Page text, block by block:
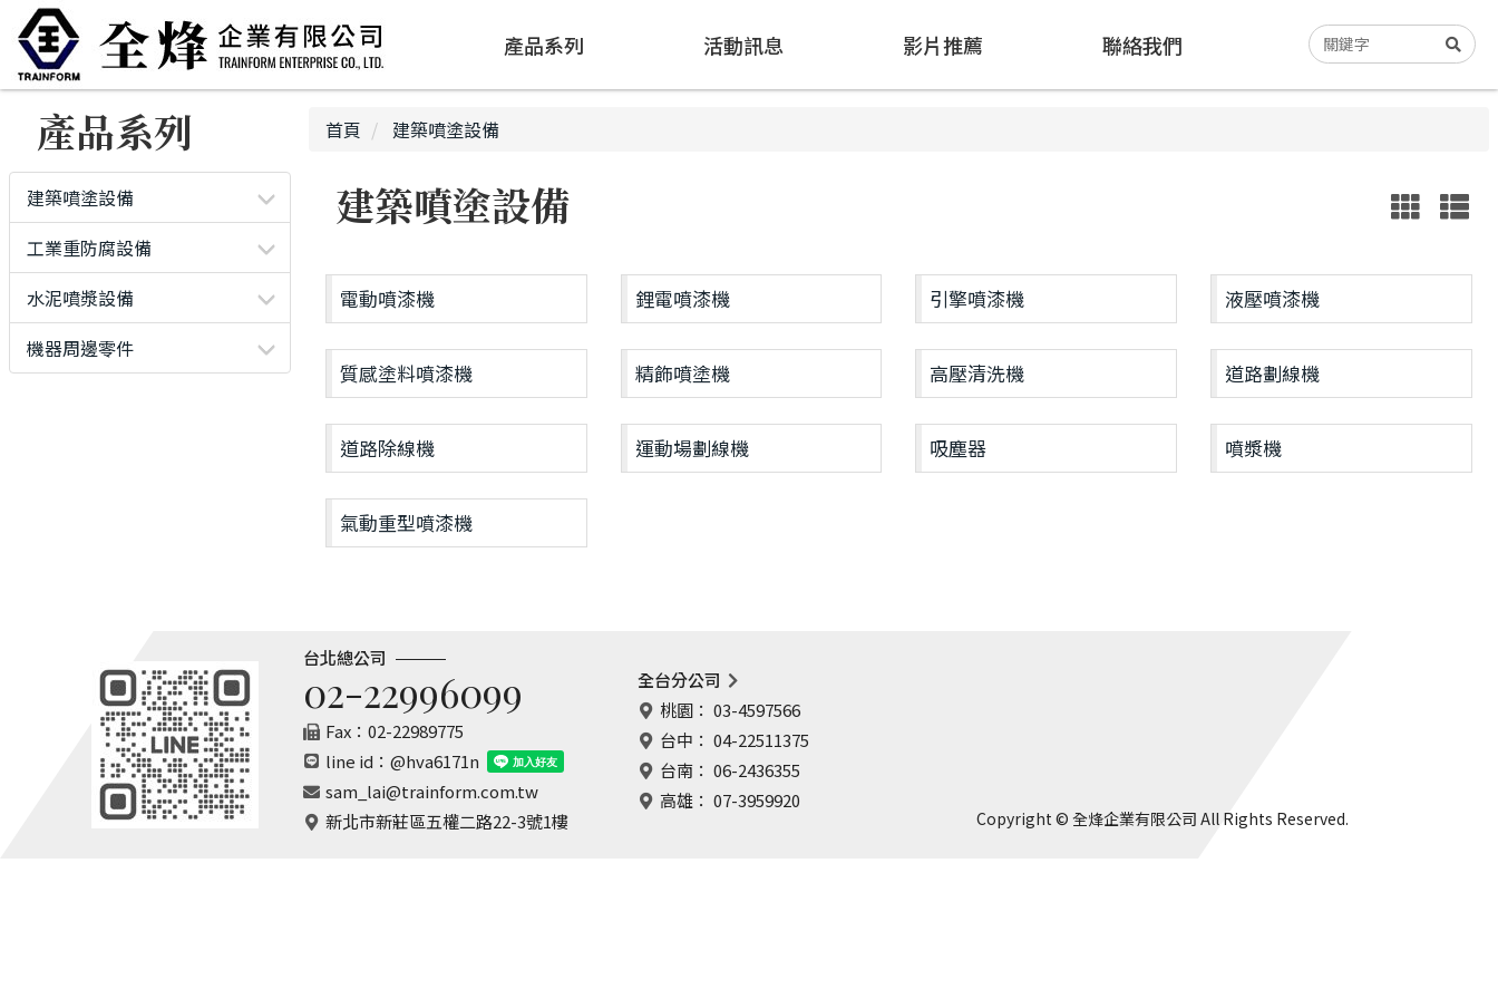
產品系列 活動訊息 影片推薦 聯絡我們
產品系列
建築噴塗設備
工業重防腐設備
水泥噴漿設備
機器周邊零件
首頁 建築噴塗設備
建築噴塗設備
電動噴漆機 鋰電噴漆機 引擎噴漆機 液壓噴漆機
質感塗料噴漆機 精飾噴塗機 高壓清洗機 道路劃線機
道路除線機 運動場劃線機 吸塵器 噴漿機
氣動重型噴漆機
台北總公司
02-22996099
Fax：02-22989775
line id： @hva6171n
sam_lai@trainform.com.tw
新北市新莊區五權二路22-3號1樓
全台分公司
桃園： 03-4597566
台中： 04-22511375
台南： 06-2436355
高雄： 07-3959920
Copyright © 全烽企業有限公司 All Rights Reserved.